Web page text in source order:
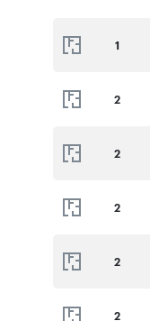
1
2
2
2
2
2